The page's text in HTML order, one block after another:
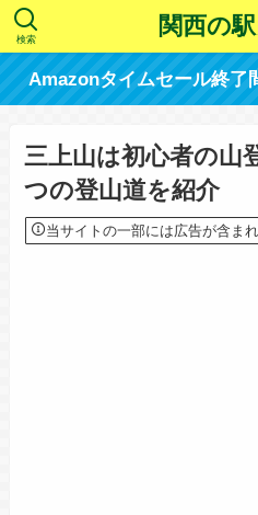
関西の
検索
Amazonタイムセール終了
三上山は初心者の山
つの登山道を紹介
当サイトの一部には広告が含ま